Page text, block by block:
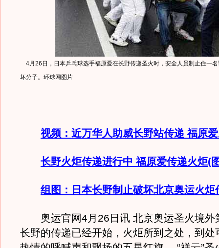
4月26日，日本乒乓球选手福原爱在长野传递圣火时，安全人员制止住一
坏分子。环球网图片
视频：近万华人助威长野站传递 福原
长野火炬传递进行中 福原爱传递火炬(
组图：日本长野制止破坏北京奥运火炬
奥运官网4月26日讯 北京奥运圣火境外
长野的传递已经开始，火炬所到之处，到处